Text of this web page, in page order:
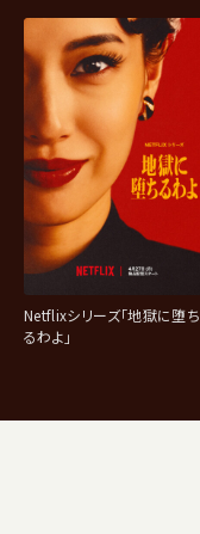
Netflixシリーズ「地獄に堕ち
るわよ」